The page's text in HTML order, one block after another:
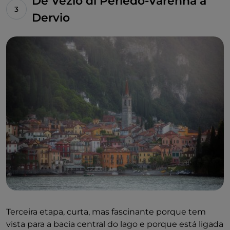
Dervio
Terceira etapa, curta, mas fascinante porque tem
vista para a bacia central do lago e porque está ligada